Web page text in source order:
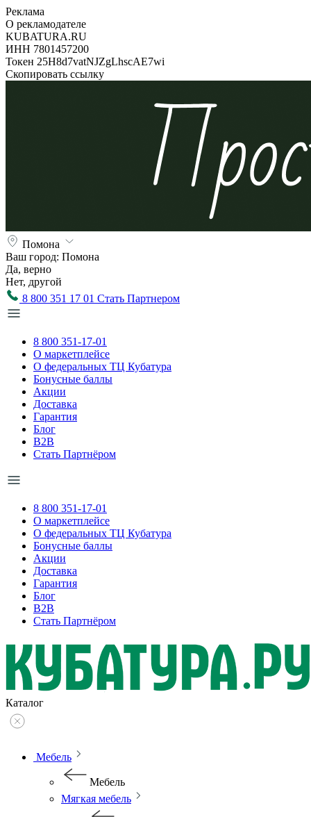
Реклама
О рекламодателе
KUBATURA.RU
ИНН 7801457200
Токен 25H8d7vatNJZgLhscAE7wi
Скопировать ссылку
Помона
Ваш город: Помона
Да, верно
Нет, другой
8 800 351 17 01 Стать Партнером
8 800 351-17-01
О маркетплейсе
О федеральных ТЦ Кубатура
Бонусные баллы
Акции
Доставка
Гарантия
Блог
B2B
Стать Партнёром
8 800 351-17-01
О маркетплейсе
О федеральных ТЦ Кубатура
Бонусные баллы
Акции
Доставка
Гарантия
Блог
B2B
Стать Партнёром
Каталог
Мебель
Мебель
Мягкая мебель